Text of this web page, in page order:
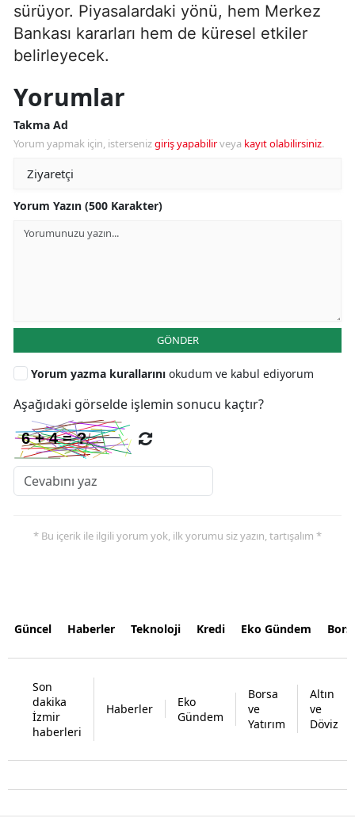
sürüyor. Piyasalardaki yönü, hem Merkez
Bankası kararları hem de küresel etkiler
belirleyecek.
Yorumlar
Takma Ad
Yorum yapmak için, istersenizgiriş yapabilirveya kayıt olabilirsiniz.
Yorum Yazın (500 Karakter)
GÖNDER
Yorum yazma kurallarını okudum ve kabul ediyorum
Aşağıdaki görselde işlemin sonucu kaçtır?
* Bu içerik ile ilgili yorum yok, ilk yorumu siz yazın, tartışalım *
Güncel Haberler Teknoloji Kredi Eko Gündem
Son
dakika
İzmir
haberleri
Haberler
Eko
Gündem
Borsa
ve
Yatırım
Altın
ve
Döviz